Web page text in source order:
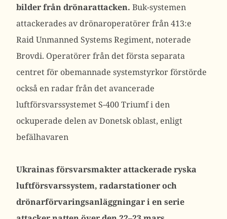
bilder från drönarattacken. Buk-systemen
attackerades av drönaroperatörer från 413:e
Raid Unmanned Systems Regiment, noterade
Brovdi. Operatörer från det första separata
centret för obemannade systemstyrkor förstörde
också en radar från det avancerade
luftförsvarssystemet S-400 Triumf i den
ockuperade delen av Donetsk oblast, enligt
befälhavaren
Ukrainas försvarsmakter attackerade ryska
luftförsvarssystem, radarstationer och
drönarförvaringsanläggningar i en serie